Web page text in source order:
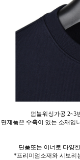
덤블워싱가공 2~3
면제품은 수축이 있는 소재입
단품또는 이너로 다양
*프리미엄소재와 시보리